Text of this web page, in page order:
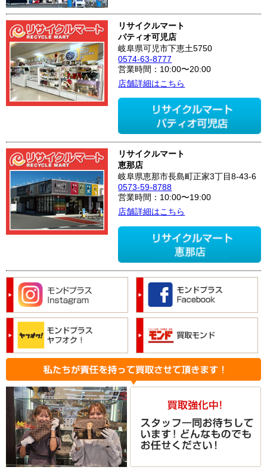
リサイクルマート
パティオ可児店
岐阜県可児市下恵土5750
0574-63-8777
営業時間：10:00〜20:00
店舗詳細はこちら
リサイクルマート
恵那店
岐阜県恵那市長島町正家3丁目8-43-6
0573-59-8788
営業時間：10:00〜19:00
店舗詳細はこちら